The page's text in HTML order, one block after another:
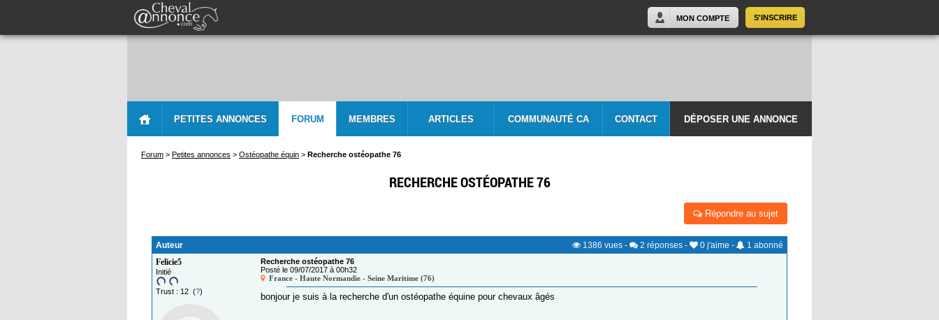
S'INSCRIRE
MON COMPTE
PETITES ANNONCES FORUM MEMBRES ARTICLES COMMUNAUTÉ CA CONTACT DÉPOSER UNE ANNONCE
Forum > Petites annonces > Ostéopathe équin > Recherche ostéopathe 76
RECHERCHE OSTÉOPATHE 76
Répondre au sujet
Auteur 1386 vues - 2 réponses - 0 j'aime - 1 abonné
Felicie5
Initié
Trust : 12 (?)
Recherche ostéopathe 76
Posté le 09/07/2017 à 00h32
France - Haute Normandie - Seine Maritime (76)
bonjour je suis à la recherche d'un ostéopathe équine pour chevaux âgés